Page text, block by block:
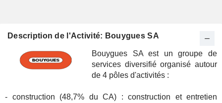
Description de l'Activité: Bouygues SA
Bouygues SA est un groupe de
services diversifié organisé autour
de 4 pôles d'activités :
- construction (48,7% du CA) : construction et entretien